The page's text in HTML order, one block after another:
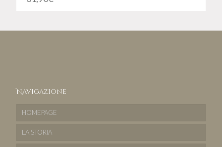
Navigazione
HOMEPAGE
LA STORIA